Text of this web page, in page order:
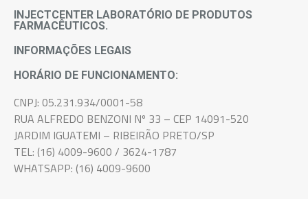
INJECTCENTER LABORATÓRIO DE PRODUTOS
FARMACÊUTICOS.
INFORMAÇÕES LEGAIS
HORÁRIO DE FUNCIONAMENTO:
CNPJ: 05.231.934/0001-58
RUA ALFREDO BENZONI Nº 33 – CEP 14091-520
JARDIM IGUATEMI – RIBEIRÃO PRETO/SP
TEL: (16) 4009-9600 / 3624-1787
WHATSAPP: (16) 4009-9600